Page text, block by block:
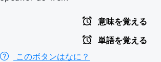
意味を覚える
単語を覚える
このボタンはなに？